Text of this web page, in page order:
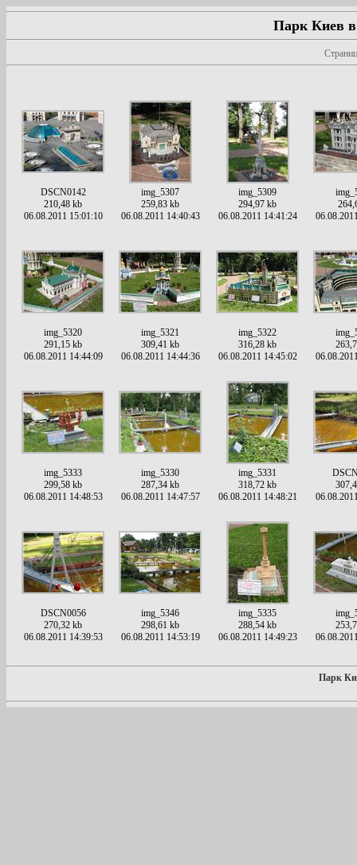
Парк Киев в
DSCN0142
210,48 kb
06.08.2011 15:01:10
img_5307
259,83 kb
06.08.2011 14:40:43
img_5309
294,97 kb
06.08.2011 14:41:24
img_5320
291,15 kb
06.08.2011 14:44:09
img_5321
309,41 kb
06.08.2011 14:44:36
img_5322
316,28 kb
06.08.2011 14:45:02
img_5333
299,58 kb
06.08.2011 14:48:53
img_5330
287,34 kb
06.08.2011 14:47:57
img_5331
318,72 kb
06.08.2011 14:48:21
DSCN0056
270,32 kb
06.08.2011 14:39:53
img_5346
298,61 kb
06.08.2011 14:53:19
img_5335
288,54 kb
06.08.2011 14:49:23
Парк